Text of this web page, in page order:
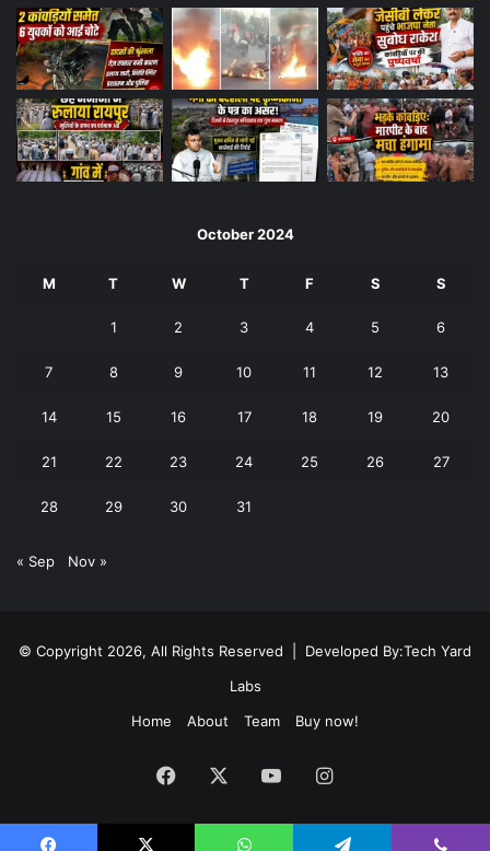
October 2024
M T W T F S S
1 2 3 4 5 6
7 8 9 10 11 12 13
14 15 16 17 18 19 20
21 22 23 24 25 26 27
28 29 30 31
« Sep Nov »
© Copyright 2026, All Rights Reserved | Developed By:Tech Yard
Labs
Home
About Team Buy now!
Facebook YouTubeInstagram